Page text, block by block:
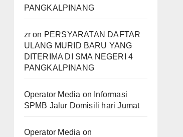
PANGKALPINANG
zron PERSYARATAN DAFTAR
ULANG MURID BARU YANG
DITERIMA DI SMA NEGERI 4
PANGKALPINANG
Operator Media on Informasi
SPMB Jalur Domisili hari Jumat
Operator Media on